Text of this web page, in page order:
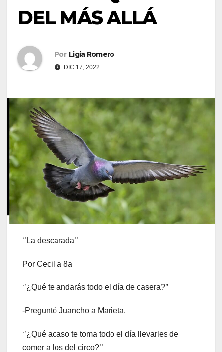
DEL MÁS ALLÁ
Por Ligia Romero
DIC 17, 2022
‘’La descarada’’
Por Cecilia 8a
‘’¿Qué te andarás todo el día de casera?’’
-Preguntó Juancho a Marieta.
‘’¿Qué acaso te toma todo el día llevarles de
comer a los del circo?’’